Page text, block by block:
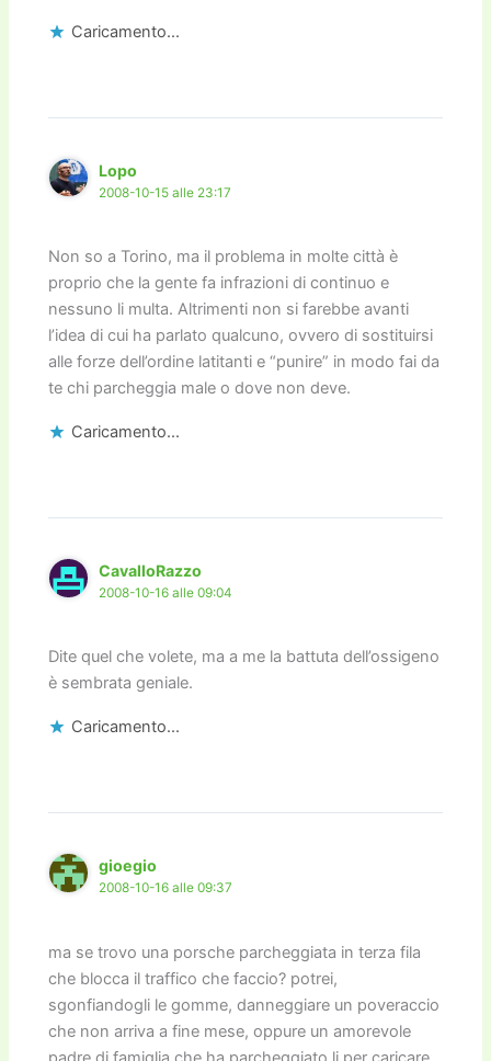
Caricamento...
Lopo
2008-10-15 alle 23:17
Non so a Torino, ma il problema in molte città è
proprio che la gente fa infrazioni di continuo e
nessuno li multa. Altrimenti non si farebbe avanti
l’idea di cui ha parlato qualcuno, ovvero di sostituirsi
alle forze dell’ordine latitanti e “punire” in modo fai da
te chi parcheggia male o dove non deve.
Caricamento...
CavalloRazzo
2008-10-16 alle 09:04
Dite quel che volete, ma a me la battuta dell’ossigeno
è sembrata geniale.
Caricamento...
gioegio
2008-10-16 alle 09:37
ma se trovo una porsche parcheggiata in terza fila
che blocca il traffico che faccio? potrei,
sgonfiandogli le gomme, danneggiare un poveraccio
che non arriva a fine mese, oppure un amorevole